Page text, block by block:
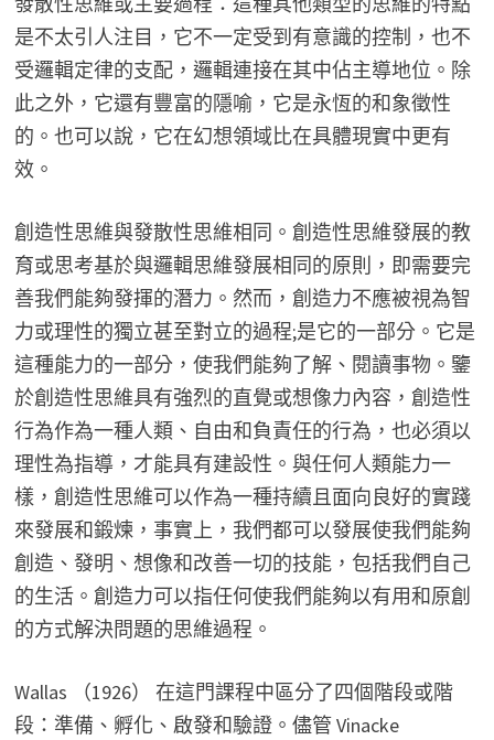
是不太引人注目，它不一定受到有意識的控制，也不
受邏輯定律的支配，邏輯連接在其中佔主導地位。除
此之外，它還有豐富的隱喻，它是永恆的和象徵性
的。也可以說，它在幻想領域比在具體現實中更有
效。
創造性思維與發散性思維相同。創造性思維發展的教
育或思考基於與邏輯思維發展相同的原則，即需要完
善我們能夠發揮的潛力。然而，創造力不應被視為智
力或理性的獨立甚至對立的過程;是它的一部分。它是
這種能力的一部分，使我們能夠了解、閱讀事物。鑒
於創造性思維具有強烈的直覺或想像力內容，創造性
行為作為一種人類、自由和負責任的行為，也必須以
理性為指導，才能具有建設性。與任何人類能力一
樣，創造性思維可以作為一種持續且面向良好的實踐
來發展和鍛煉，事實上，我們都可以發展使我們能夠
創造、發明、想像和改善一切的技能，包括我們自己
的生活。創造力可以指任何使我們能夠以有用和原創
的方式解決問題的思維過程。
Wallas （1926） 在這門課程中區分了四個階段或階
段：準備、孵化、啟發和驗證。儘管 Vinacke